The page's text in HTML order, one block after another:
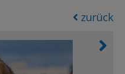
zurück